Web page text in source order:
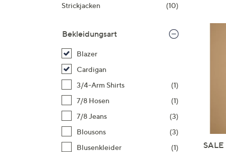
Strickjacken
(10)
Bekleidungsart
Blazer
Cardigan
3/4-Arm Shirts
(1)
7/8 Hosen
(1)
7/8 Jeans
(3)
Blousons
(3)
Blusenkleider
(1)
SALE